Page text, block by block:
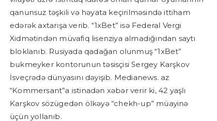
qanunsuz təşkili və həyata keçirilməsində ittiham
edərək axtarışa verib. “1xBet” isə Federal Vergi
Xidmətindən müvafiq lisenziya almadığından saytı
bloklanıb. Rusiyada qadağan olunmuş “1xBet”
bukmeyker kontorunun təsisçisi Sergey Karşkov
İsveçrədə dünyasını dəyişib. Medianews. az
“Kommersant”a istinadən xəbər verir ki, 42 yaşlı
Karşkov sözügedən ölkəyə “chekh-up” müayinə
üçün yollanıb.